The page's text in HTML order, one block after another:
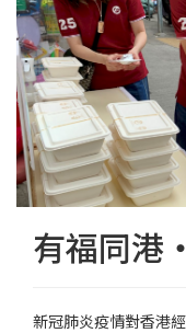
有福同港
新冠肺炎疫情對香港